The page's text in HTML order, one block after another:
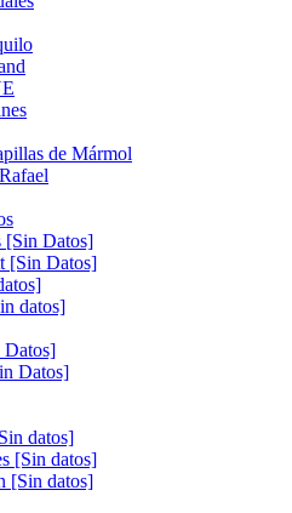
de Mármol
[Sin Datos]
[Sin Datos]
datos]
Datos]
Datos]
datos]
[Sin datos]
[Sin datos]